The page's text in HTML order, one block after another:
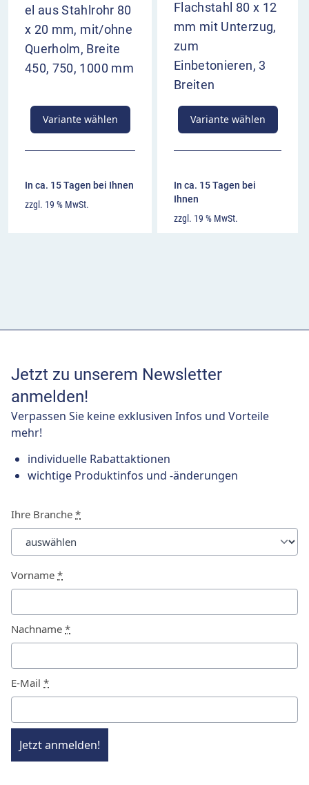
el aus Stahlrohr 80
x 20 mm, mit/ohne
Querholm, Breite
450, 750, 1000 mm
Variante wählen
In ca. 15 Tagen bei Ihnen
zzgl. 19 % MwSt.
Flachstahl 80 x 12
mm mit Unterzug,
zum
Einbetonieren, 3
Breiten
Variante wählen
In ca. 15 Tagen bei
Ihnen
zzgl. 19 % MwSt.
Jetzt zu unserem Newsletter
anmelden!
Verpassen Sie keine exklusiven Infos und Vorteile
mehr!
individuelle Rabattaktionen
wichtige Produktinfos und -änderungen
Ihre Branche *
Vorname *
Nachname *
E-Mail *
Jetzt anmelden!